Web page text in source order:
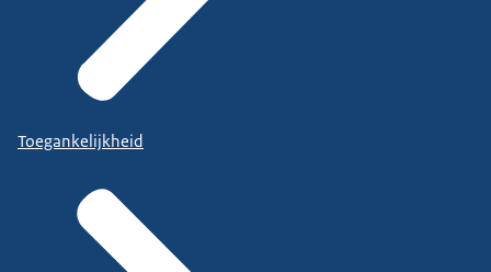
Toegankelijkheid